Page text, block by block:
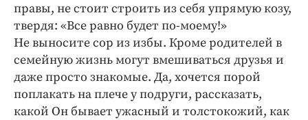
правы, не стоит строить из себя упрямую козу,
твердя: «Все равно будет по-моему!»
Не выносите сор из избы. Кроме родителей в
семейную жизнь могут вмешиваться друзья и
даже просто знакомые. Да, хочется порой
поплакать на плече у подруги, рассказать,
какой Он бывает ужасный и толстокожий, как